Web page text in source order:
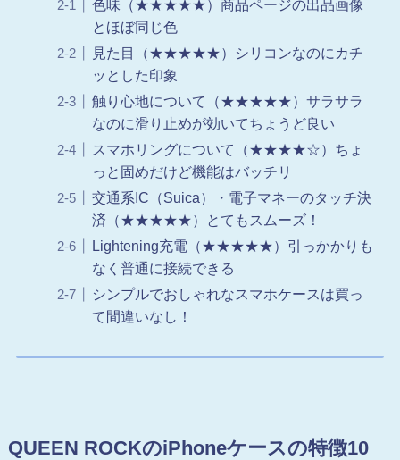
色味（★★★★★）商品ページの出品画像
とほぼ同じ色
見た目（★★★★★）シリコンなのにカチ
ッとした印象
触り心地について（★★★★★）サラサラ
なのに滑り止めが効いてちょうど良い
スマホリングについて（★★★★☆）ちょ
っと固めだけど機能はバッチリ
交通系IC（Suica）・電子マネーのタッチ決
済（★★★★★）とてもスムーズ！
Lightening充電（★★★★★）引っかかりも
なく普通に接続できる
シンプルでおしゃれなスマホケースは買っ
て間違いなし！
QUEEN ROCKのiPhoneケースの特徴10